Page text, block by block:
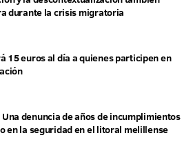
durante la crisis migratoria
15 euros al día a quienes participen en
Una denuncia de años de incumplimientos
en la seguridad en el litoral melillense